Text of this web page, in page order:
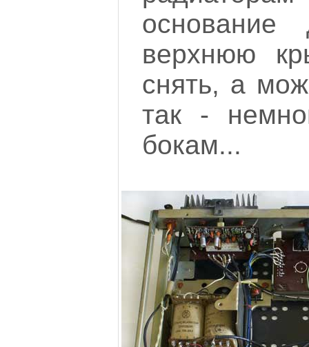
верхнюю
снять, а
так -
бокам...